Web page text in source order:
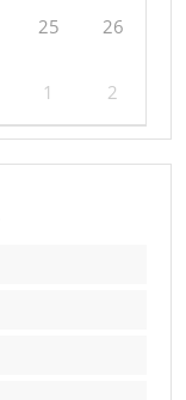
25 26
1 2